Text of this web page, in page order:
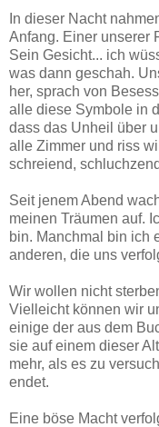
In dieser Nacht
Anfang. Einer unserer
Sein Gesicht... ich
was dann geschah.
her, sprach von
alle diese Symbole in
dass das Unheil über
alle Zimmer und riss
schreiend,
Seit jenem Abend
meinen Träumen auf.
bin. Manchmal bin ich
anderen, die uns
Wir wollen nicht
Vielleicht können wir
einige der aus dem
sie auf einem dieser
mehr, als es zu
endet.
Eine böse Macht